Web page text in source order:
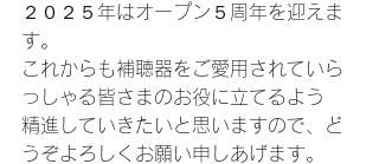
２０２５年はオープン５周年を迎えま
す。
これからも補聴器をご愛用されていら
っしゃる皆さまのお役に立てるよう
精進していきたいと思いますので、ど
うぞよろしくお願い申しあげます。